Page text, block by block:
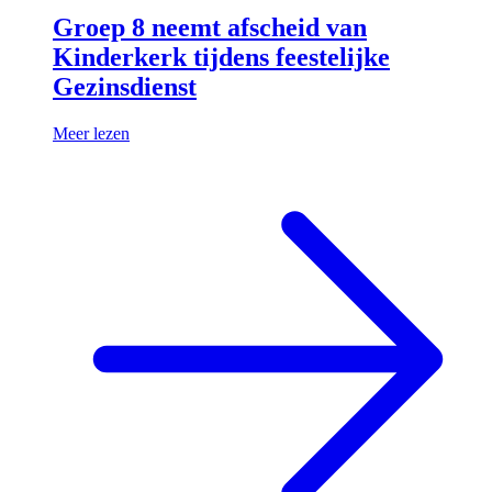
Groep 8 neemt afscheid van
Kinderkerk tijdens feestelijke
Gezinsdienst
Meer lezen